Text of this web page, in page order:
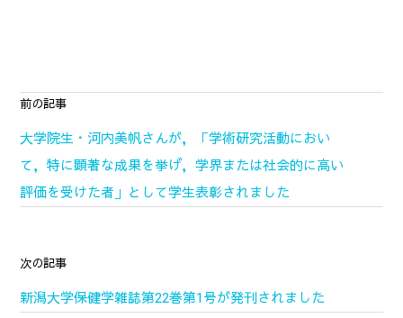
前の記事
大学院生・河内美帆さんが，「学術研究活動におい
て，特に顕著な成果を挙げ，学界または社会的に高い
評価を受けた者」として学生表彰されました
次の記事
新潟大学保健学雑誌第22巻第1号が発刊されました